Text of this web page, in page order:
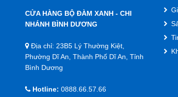
CỬA HÀNG BỘ ĐÀM XANH - CHI
NHÁNH BÌNH DƯƠNG
Địa chỉ: 23B5 Lý Thường Kiệt,
Phường Dĩ An, Thành Phố Dĩ An, Tỉnh
Bình Dương
Hotline: 0888.66.57.66